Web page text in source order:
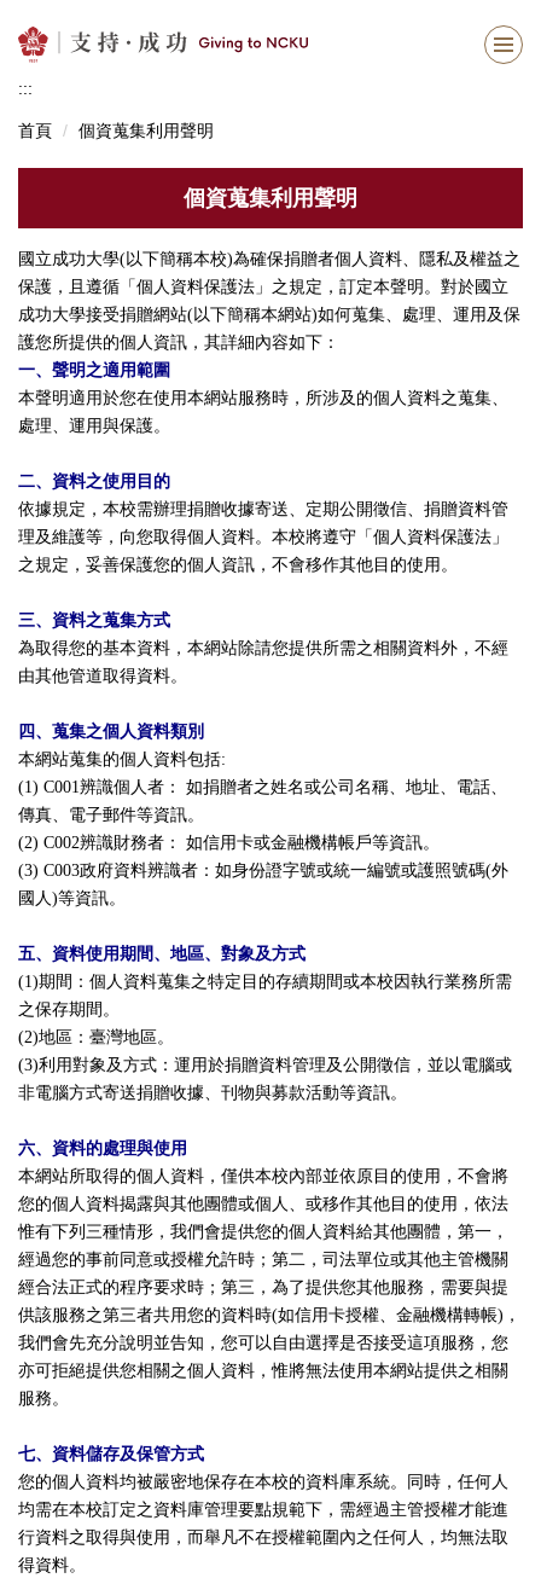
到
要
內
容
區
:::
首頁 個資蒐集利用聲明
個資蒐集利用聲明
國立成功大學(以下簡稱本校)為確保捐贈者個人資料、隱私及權益之
保護，且遵循「個人資料保護法」之規定，訂定本聲明。對於國立
成功大學接受捐贈網站(以下簡稱本網站)如何蒐集、處理、運用及保
護您所提供的個人資訊，其詳細內容如下：
一、聲明之適用範圍
本聲明適用於您在使用本網站服務時，所涉及的個人資料之蒐集、
處理、運用與保護。
二、資料之使用目的
依據規定，本校需辦理捐贈收據寄送、定期公開徵信、捐贈資料管
理及維護等，向您取得個人資料。本校將遵守「個人資料保護法」
之規定，妥善保護您的個人資訊，不會移作其他目的使用。
三、資料之蒐集方式
為取得您的基本資料，本網站除請您提供所需之相關資料外，不經
由其他管道取得資料。
四、蒐集之個人資料類別
本網站蒐集的個人資料包括:
(1) C001辨識個人者： 如捐贈者之姓名或公司名稱、地址、電話、
傳真、電子郵件等資訊。
(2) C002辨識財務者： 如信用卡或金融機構帳戶等資訊。
(3) C003政府資料辨識者：如身份證字號或統一編號或護照號碼(外
國人)等資訊。
五、資料使用期間、地區、對象及方式
(1)期間：個人資料蒐集之特定目的存續期間或本校因執行業務所需
之保存期間。
(2)地區：臺灣地區。
(3)利用對象及方式：運用於捐贈資料管理及公開徵信，並以電腦或
非電腦方式寄送捐贈收據、刊物與募款活動等資訊。
六、資料的處理與使用
本網站所取得的個人資料，僅供本校內部並依原目的使用，不會將
您的個人資料揭露與其他團體或個人、或移作其他目的使用，依法
惟有下列三種情形，我們會提供您的個人資料給其他團體，第一，
經過您的事前同意或授權允許時；第二，司法單位或其他主管機關
經合法正式的程序要求時；第三，為了提供您其他服務，需要與提
供該服務之第三者共用您的資料時(如信用卡授權、金融機構轉帳)，
我們會先充分說明並告知，您可以自由選擇是否接受這項服務，您
亦可拒絕提供您相關之個人資料，惟將無法使用本網站提供之相關
服務。
七、資料儲存及保管方式
您的個人資料均被嚴密地保存在本校的資料庫系統。同時，任何人
均需在本校訂定之資料庫管理要點規範下，需經過主管授權才能進
行資料之取得與使用，而舉凡不在授權範圍內之任何人，均無法取
得資料。